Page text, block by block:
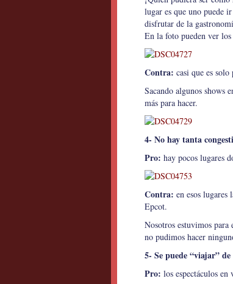
lugar es que uno puede
disfrutar de la
En la foto pueden ver
Contra: casi que es
Sacando algunos shows
más para hacer.
4- No hay tanta
Pro: hay pocos lugares
Contra: en esos
Epcot.
Nosotros estuvimos
no pudimos hacer
5- Se puede “viajar”
Pro: los espectáculos en